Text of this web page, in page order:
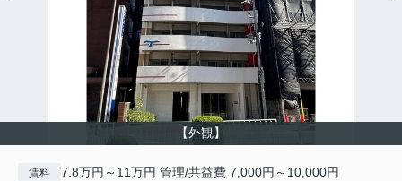
【外観】
賃料 7.8万円～11万円 管理/共益費 7,000円～10,000円